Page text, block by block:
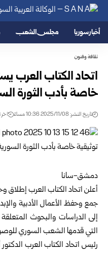
أخبار سوريا مجلس الشعب
ثقافة وفنون
اتحاد الكتاب العرب
خاصة بأدب الثورة
تاريخ النشر: 2025/11/08 10:36 مساءً اخر
دمشق-سانا
أعلن اتحاد الكتاب العرب إطلاق
جمع وحفظ الأعمال الأدبية
إلى الدراسات والبحوث
التي قدمها الشعب السوري
رئيس اتحاد الكتاب العرب ا